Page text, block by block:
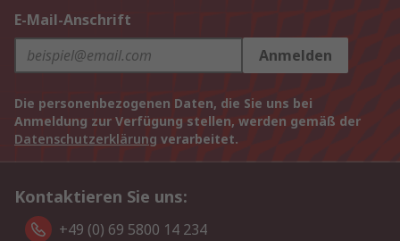
E-Mail-Anschrift
Anmelden
Die personenbezogenen Daten, die Sie uns bei
Anmeldung zur Verfügung stellen, werden gemäß der
Datenschutzerklärung verarbeitet.
Kontaktieren Sie uns:
+49 (0) 69 5800 14 234